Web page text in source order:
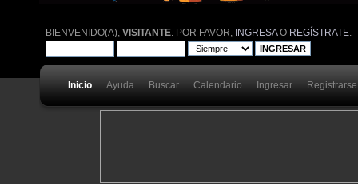
BIENVENIDO(A),VISITANTE . POR FAVOR, INGRESAO REGÍSTRATE
Inicio Ayuda Buscar Calendario Ingresar Registrarse